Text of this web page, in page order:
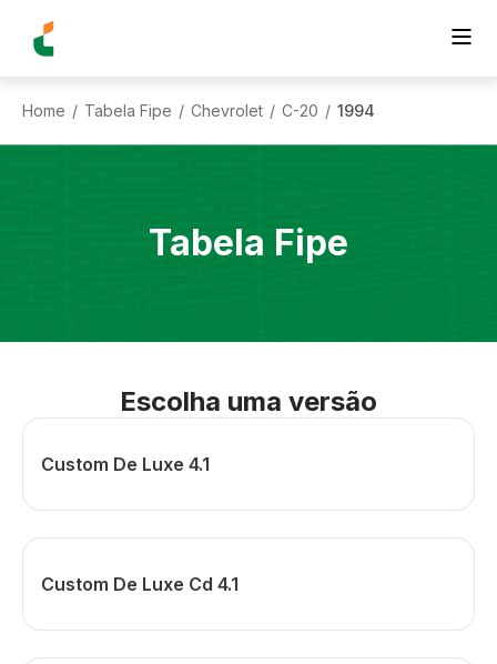
Home / Tabela Fipe / Chevrolet / C-20 / 1994
Tabela Fipe
Escolha uma versão
Custom De Luxe 4.1
Custom De Luxe Cd 4.1